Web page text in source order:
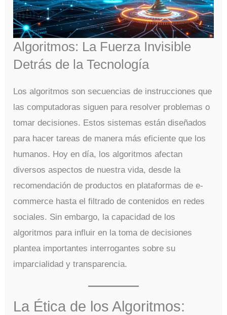
Algoritmos: La Fuerza Invisible
Detrás de la Tecnología
Los algoritmos son secuencias de instrucciones que
las computadoras siguen para resolver problemas o
tomar decisiones. Estos sistemas están diseñados
para hacer tareas de manera más eficiente que los
humanos. Hoy en día, los algoritmos afectan
diversos aspectos de nuestra vida, desde la
recomendación de productos en plataformas de e-
commerce hasta el filtrado de contenidos en redes
sociales. Sin embargo, la capacidad de los
algoritmos para influir en la toma de decisiones
plantea importantes interrogantes sobre su
imparcialidad y transparencia.
La Ética de los Algoritmos: